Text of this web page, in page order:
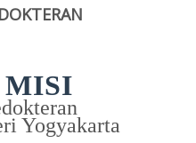
Yogyakarta